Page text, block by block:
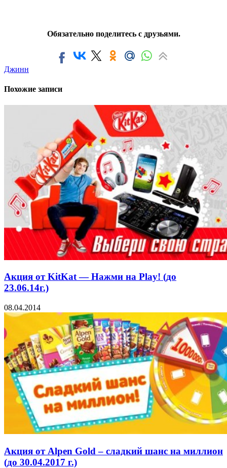
Обязательно поделитесь с друзьями.
Джинн
Похожие записи
Акция от KitKat — Нажми на Play! (до
23.06.14г.)
08.04.2014
Акция от Alpen Gold – сладкий шанс на миллион
(до 30.04.2017 г.)